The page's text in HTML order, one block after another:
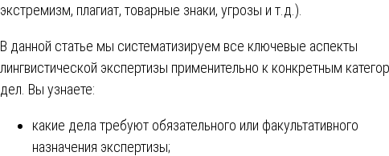
экстремизм, плагиат, товарные знаки, угрозы и т.д.).
В данной статье мы систематизируем все ключевые аспекты
лингвистической экспертизы применительно к конкретным
дел. Вы узнаете:
какие дела требуют обязательного или факультативного
назначения экспертизы;